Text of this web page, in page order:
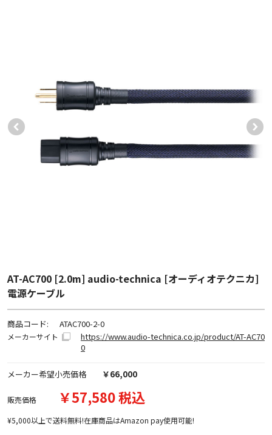
AT-AC700 [2.0m] audio-technica [オーディオテクニカ]
電源ケーブル
商品コード: ATAC700-2-0
メーカーサイト
https://www.audio-technica.co.jp/product/AT-AC70
0
メーカー希望小売価格 ￥66,000
販売価格 ￥57,580 税込
¥5,000以上で送料無料!在庫商品はAmazon pay使用可能!